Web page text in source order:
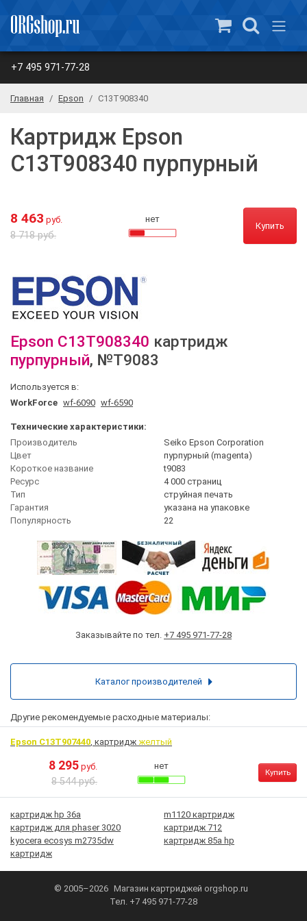
+7 495 971-77-28
Главная Epson C13T908340
Картридж Epson
C13T908340 пурпурный
8 463 руб.
8 718 руб.
нет
Купить
Epson C13T908340 картридж
пурпурный, №T9083
Используется в:
WorkForce wf-6090 wf-6590
Технические характеристики:
Производитель
Seiko Epson Corporation
Цвет
пурпурный (magenta)
Короткое название
t9083
Ресурс
4 000 страниц
Тип
струйная печать
Гарантия
указана на упаковке
Популярность
22
Заказывайте по тел. +7 495 971-77-28
Другие рекомендуемые расходные материалы:
Epson C13T907440, картридж желтый
8 295 руб.
8 544 руб.
нет
Купить
картридж hp 36а
m1120 картридж
картридж для phaser 3020
картридж 712
kyocera ecosys m2735dw
картридж
картридж 85а hp
© 2005–2026 Магазин картриджей orgshop.ru
Тел. +7 495 971-77-28